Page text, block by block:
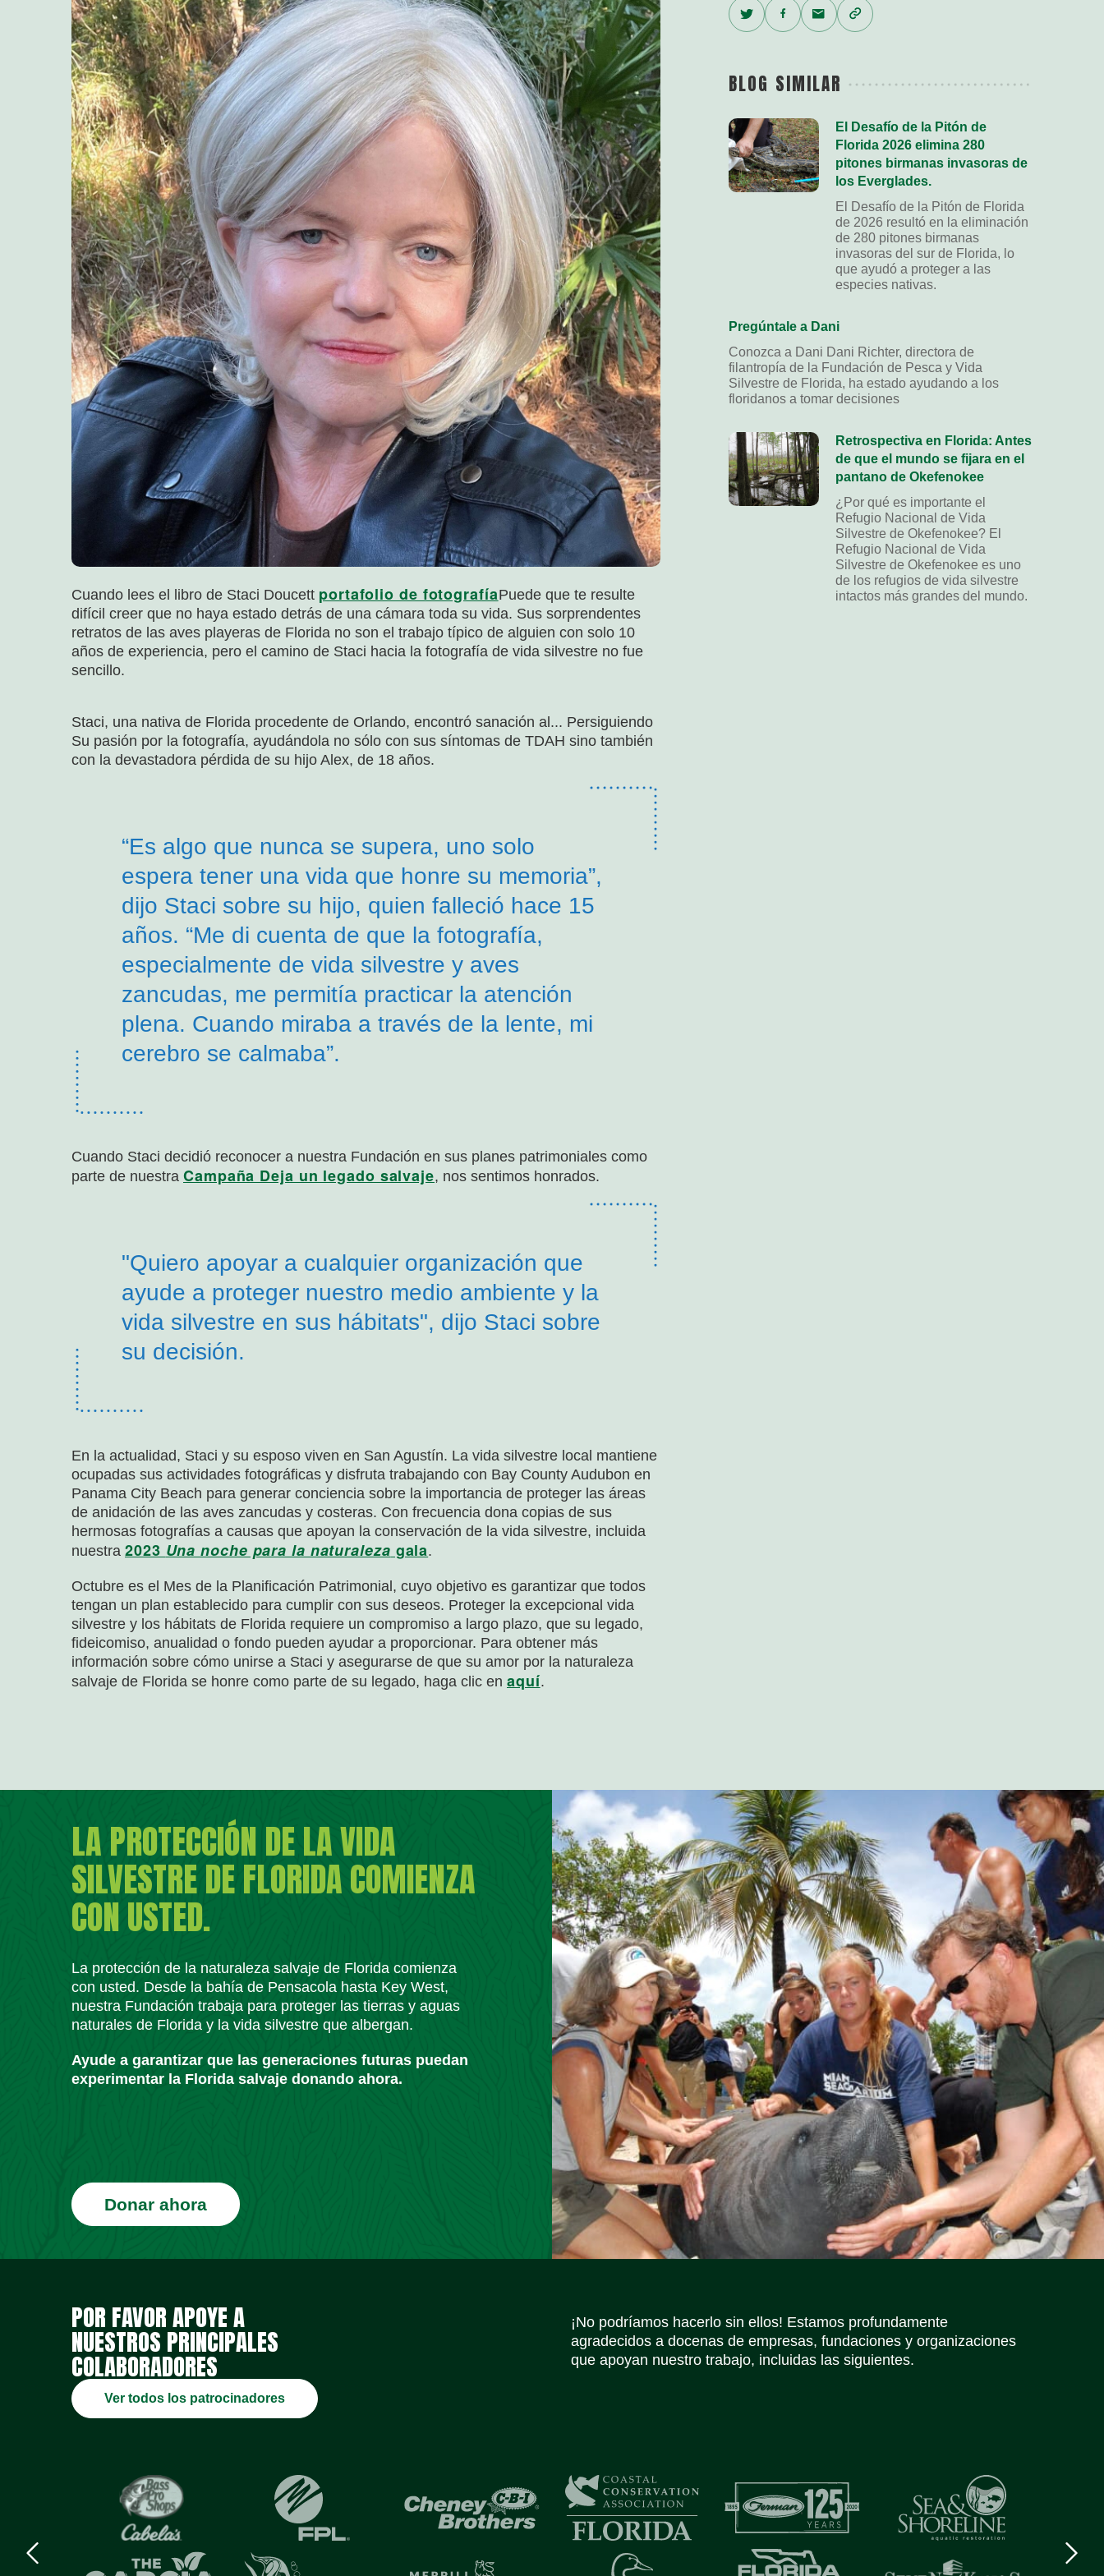
Cuando lees el libro de Staci Doucett portafolio de fotografíaPuede que te resulte
difícil creer que no haya estado detrás de una cámara toda su vida. Sus sorprendentes
retratos de las aves playeras de Florida no son el trabajo típico de alguien con solo 10
años de experiencia, pero el camino de Staci hacia la fotografía de vida silvestre no fue
sencillo.
Staci, una nativa de Florida procedente de Orlando, encontró sanación al... Persiguiendo
Su pasión por la fotografía, ayudándola no sólo con sus síntomas de TDAH sino también
con la devastadora pérdida de su hijo Alex, de 18 años.
“Es algo que nunca se supera, uno solo
espera tener una vida que honre su memoria”,
dijo Staci sobre su hijo, quien falleció hace 15
años. “Me di cuenta de que la fotografía,
especialmente de vida silvestre y aves
zancudas, me permitía practicar la atención
plena. Cuando miraba a través de la lente, mi
cerebro se calmaba”.
Cuando Staci decidió reconocer a nuestra Fundación en sus planes patrimoniales como
parte de nuestra Campaña Deja un legado salvaje, nos sentimos honrados.
"Quiero apoyar a cualquier organización que
ayude a proteger nuestro medio ambiente y la
vida silvestre en sus hábitats", dijo Staci sobre
su decisión.
En la actualidad, Staci y su esposo viven en San Agustín. La vida silvestre local mantiene
ocupadas sus actividades fotográficas y disfruta trabajando con Bay County Audubon en
Panama City Beach para generar conciencia sobre la importancia de proteger las áreas
de anidación de las aves zancudas y costeras. Con frecuencia dona copias de sus
hermosas fotografías a causas que apoyan la conservación de la vida silvestre, incluida
nuestra 2023 Una noche para la naturaleza gala.
Octubre es el Mes de la Planificación Patrimonial, cuyo objetivo es garantizar que todos
tengan un plan establecido para cumplir con sus deseos. Proteger la excepcional vida
silvestre y los hábitats de Florida requiere un compromiso a largo plazo, que su legado,
fideicomiso, anualidad o fondo pueden ayudar a proporcionar. Para obtener más
información sobre cómo unirse a Staci y asegurarse de que su amor por la naturaleza
salvaje de Florida se honre como parte de su legado, haga clic en aquí.
Twitter
Facebook
Email
Copy
Link
BLOG SIMILAR
El Desafío de la Pitón de
Florida 2026 elimina 280
pitones birmanas invasoras de
los Everglades.
El Desafío de la Pitón de Florida
de 2026 resultó en la eliminación
de 280 pitones birmanas
invasoras del sur de Florida, lo
que ayudó a proteger a las
especies nativas.
Pregúntale a Dani
Conozca a Dani Dani Richter, directora de
filantropía de la Fundación de Pesca y Vida
Silvestre de Florida, ha estado ayudando a los
floridanos a tomar decisiones
Retrospectiva en Florida: Antes
de que el mundo se fijara en el
pantano de Okefenokee
¿Por qué es importante el
Refugio Nacional de Vida
Silvestre de Okefenokee? El
Refugio Nacional de Vida
Silvestre de Okefenokee es uno
de los refugios de vida silvestre
intactos más grandes del mundo.
LA PROTECCIÓN DE LA VIDA
SILVESTRE DE FLORIDA COMIENZA
CON USTED.
La protección de la naturaleza salvaje de Florida comienza
con usted. Desde la bahía de Pensacola hasta Key West,
nuestra Fundación trabaja para proteger las tierras y aguas
naturales de Florida y la vida silvestre que albergan.
Ayude a garantizar que las generaciones futuras puedan
experimentar la Florida salvaje donando ahora.
Donar ahora
POR FAVOR APOYE A
NUESTROS PRINCIPALES
COLABORADORES
¡No podríamos hacerlo sin ellos! Estamos profundamente
agradecidos a docenas de empresas, fundaciones y organizaciones
que apoyan nuestro trabajo, incluidas las siguientes.
Ver todos los patrocinadores
Previous
logo
Iconos de redes socialesIconos de redes socialesIconos de redes socialesIconos de redes socialesIconos de redes socialesIconos de redes sociales